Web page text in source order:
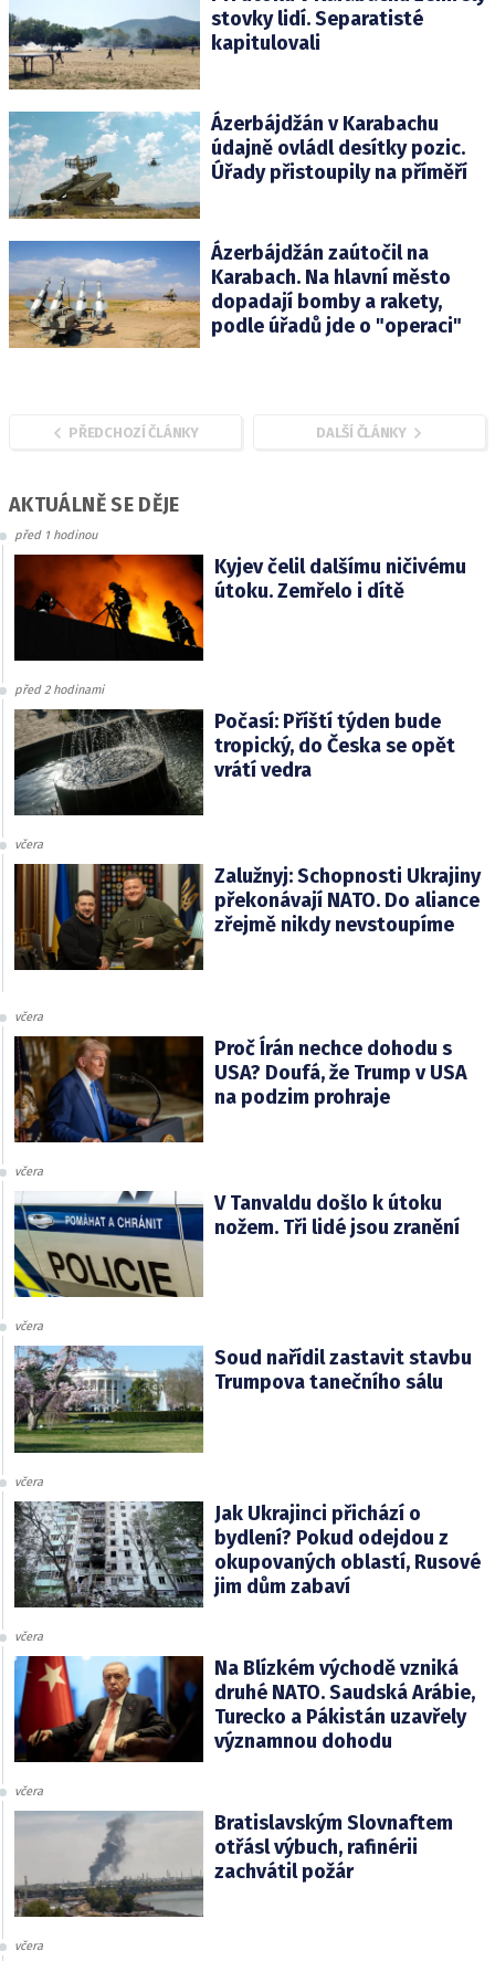
stovky lidí. Separatisté
kapitulovali
Ázerbájdžán v Karabachu
údajně ovládl desítky pozic.
Úřady přistoupily na příměří
Ázerbájdžán zaútočil na
Karabach. Na hlavní město
dopadají bomby a rakety,
podle úřadů jde o "operaci"
PŘEDCHOZÍ ČLÁNKY DALŠÍ ČLÁNKY
AKTUÁLNĚ SE DĚJE
před 1 hodinou
Kyjev čelil dalšímu ničivému
útoku. Zemřelo i dítě
před 2 hodinami
Počasí: Příští týden bude
tropický, do Česka se opět
vrátí vedra
včera
Zalužnyj: Schopnosti Ukrajiny
překonávají NATO. Do aliance
zřejmě nikdy nevstoupíme
včera
Proč Írán nechce dohodu s
USA? Doufá, že Trump v USA
na podzim prohraje
včera
V Tanvaldu došlo k útoku
nožem. Tři lidé jsou zranění
včera
Soud nařídil zastavit stavbu
Trumpova tanečního sálu
včera
Jak Ukrajinci přichází o
bydlení? Pokud odejdou z
okupovaných oblastí, Rusové
jim dům zabaví
včera
Na Blízkém východě vzniká
druhé NATO. Saudská Arábie,
Turecko a Pákistán uzavřely
významnou dohodu
včera
Bratislavským Slovnaftem
otřásl výbuch, rafinérii
zachvátil požár
včera